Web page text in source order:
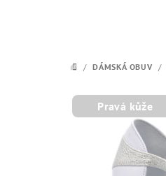
DOMŮ
/ DÁMSKÁ OBUV /
Pravá kůže